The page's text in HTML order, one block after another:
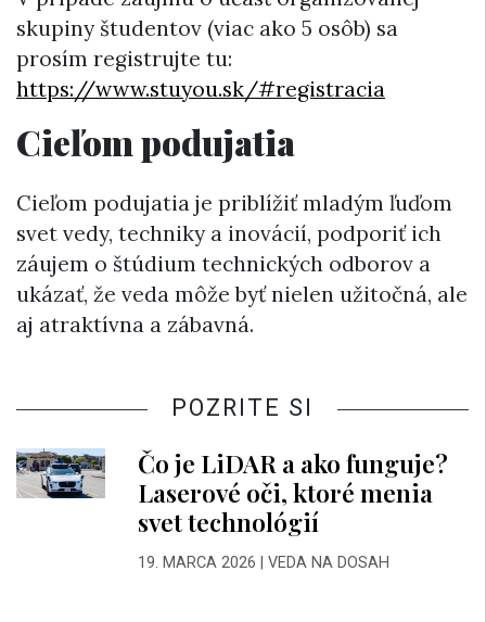
skupiny študentov (viac ako 5 osôb) sa
prosím registrujte tu:
https://www.stuyou.sk/#registracia
Cieľom podujatia
Cieľom podujatia je priblížiť mladým ľuďom
svet vedy, techniky a inovácií, podporiť ich
záujem o štúdium technických odborov a
ukázať, že veda môže byť nielen užitočná, ale
aj atraktívna a zábavná.
POZRITE SI
Čo je LiDAR a ako funguje?
Laserové oči, ktoré menia
svet technológií
19. MARCA 2026 VEDA NA DOSAH